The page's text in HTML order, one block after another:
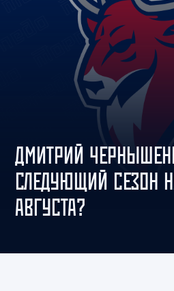
ДМИТРИЙ
СЛЕДУЮЩИЙ СЕЗОН
АВГУСТА?